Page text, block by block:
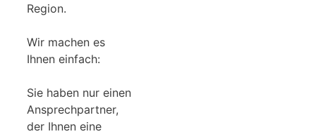
Region.
Wir machen es
Ihnen einfach:
Sie haben nur einen
Ansprechpartner,
der Ihnen eine